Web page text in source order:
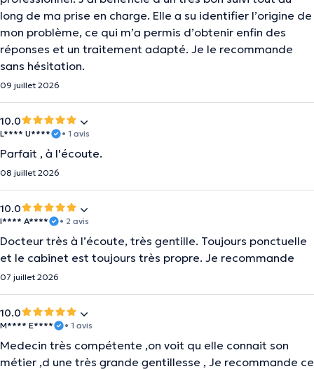
long de ma prise en charge. Elle a su identifier l’origine de
mon problème, ce qui m’a permis d’obtenir enfin des
réponses et un traitement adapté. Je le recommande
sans hésitation.
09 juillet 2026
10.0
L**** U**** • 1 avis
Parfait , à l'écoute.
08 juillet 2026
10.0
I**** A**** • 2 avis
Docteur très à l’écoute, très gentille. Toujours ponctuelle
et le cabinet est toujours très propre. Je recommande
07 juillet 2026
10.0
M**** E**** • 1 avis
Medecin très compétente ,on voit qu elle connait son
métier ,d une très grande gentillesse , Je recommande ce